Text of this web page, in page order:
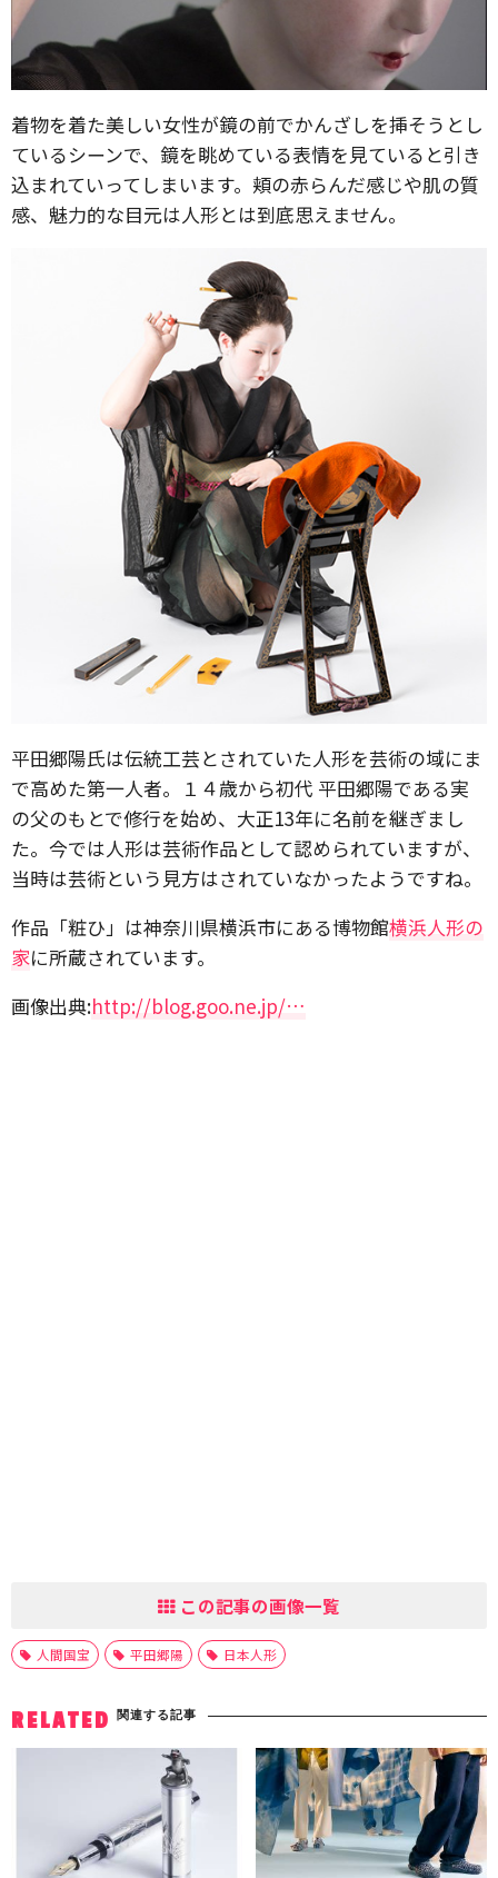
着物を着た美しい女性が鏡の前でかんざしを挿そうとし
ているシーンで、鏡を眺めている表情を見ていると引き
込まれていってしまいます。頬の赤らんだ感じや肌の質
感、魅力的な目元は人形とは到底思えません。
平田郷陽氏は伝統工芸とされていた人形を芸術の域にま
で高めた第一人者。１４歳から初代 平田郷陽である実
の父のもとで修行を始め、大正13年に名前を継ぎまし
た。今では人形は芸術作品として認められていますが、
当時は芸術という見方はされていなかったようですね。
作品「粧ひ」は神奈川県横浜市にある博物館横浜人形の
家に所蔵されています。
画像出典:http://blog.goo.ne.jp/…
この記事の画像一覧
人間国宝 平田郷陽 日本人形
RELATED 関連する記事